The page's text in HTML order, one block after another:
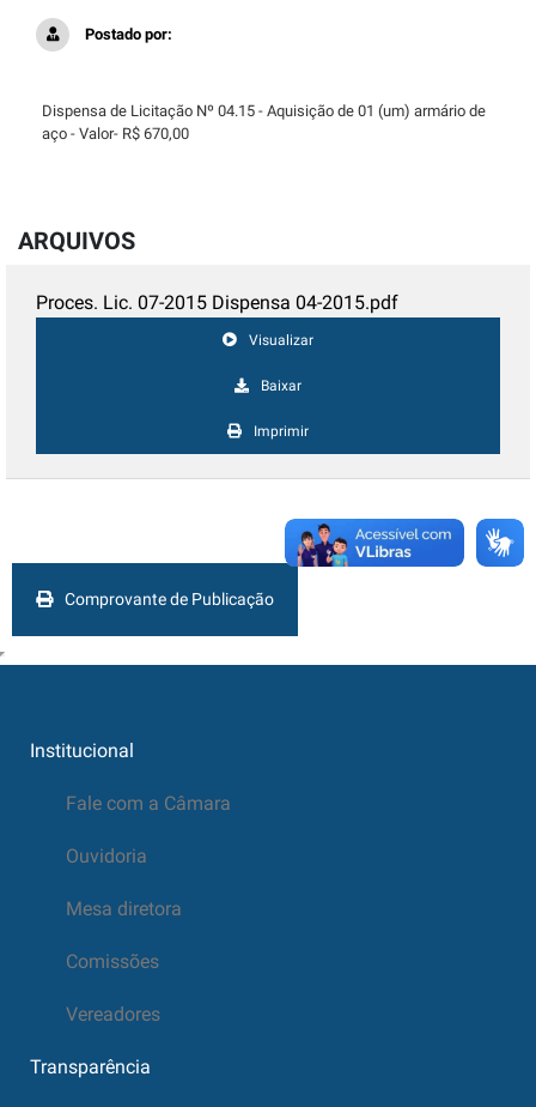
Postado por:
Dispensa de Licitação Nº 04.15 - Aquisição de 01 (um) armário de
aço - Valor- R$ 670,00
ARQUIVOS
Proces. Lic. 07-2015 Dispensa 04-2015.pdf
Visualizar
Baixar
Imprimir
Comprovante de Publicação
Institucional
Fale com a Câmara
Ouvidoria
Mesa diretora
Comissões
Vereadores
Transparência